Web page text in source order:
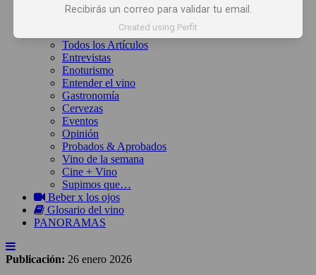
Inicio
Todos los Artículos
Entrevistas
Enoturismo
Entender el vino
Gastronomía
Cervezas
Eventos
Opinión
Probados & Aprobados
Vino de la semana
Cine + Vino
Supimos que…
Beber x los ojos
Glosario del vino
PANORAMAS
Publicación: 26 enero 2026
Recibirás un correo para validar tu email.
Created using Perfit